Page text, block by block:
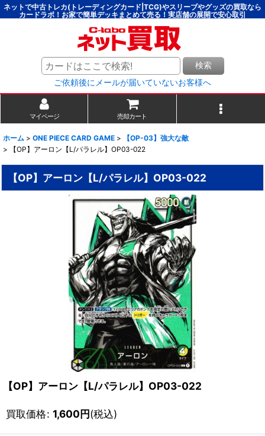
ネットで中古トレカ(トレーディングカード|TCG)やスリーブやグッズの買取なら
カードラボ！お家で簡単デッキまとめて売る！実店舗の展開で安心取引
検索
ご依頼後にメールが届いていないお客様へ
マイページ 売却カート
ホーム > ONE PIECE CARD GAME >
【OP-03】強大な敵
>
【OP】アーロン【L/パラレル】OP03-022
【OP】アーロン【L/パラレル】OP03-022
【OP】アーロン【L/パラレル】OP03-022
買取価格: 1,600円(税込)